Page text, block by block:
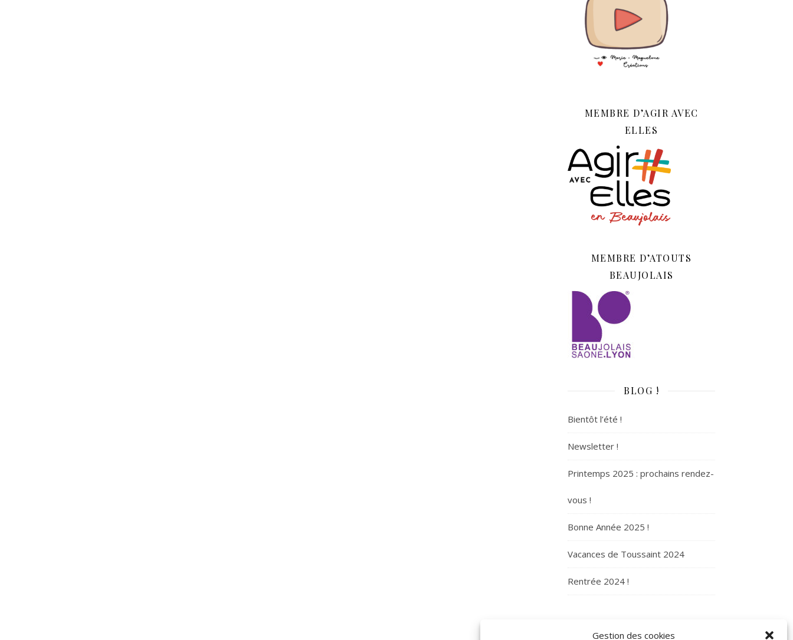
Gestion des cookies
MEMBRE D’AGIR AVEC
ELLES
MEMBRE D’ATOUTS
BEAUJOLAIS
BLOG !
Bientôt l’été !
Newsletter !
Printemps 2025 : prochains rendez-
vous !
Bonne Année 2025 !
Vacances de Toussaint 2024
Rentrée 2024 !